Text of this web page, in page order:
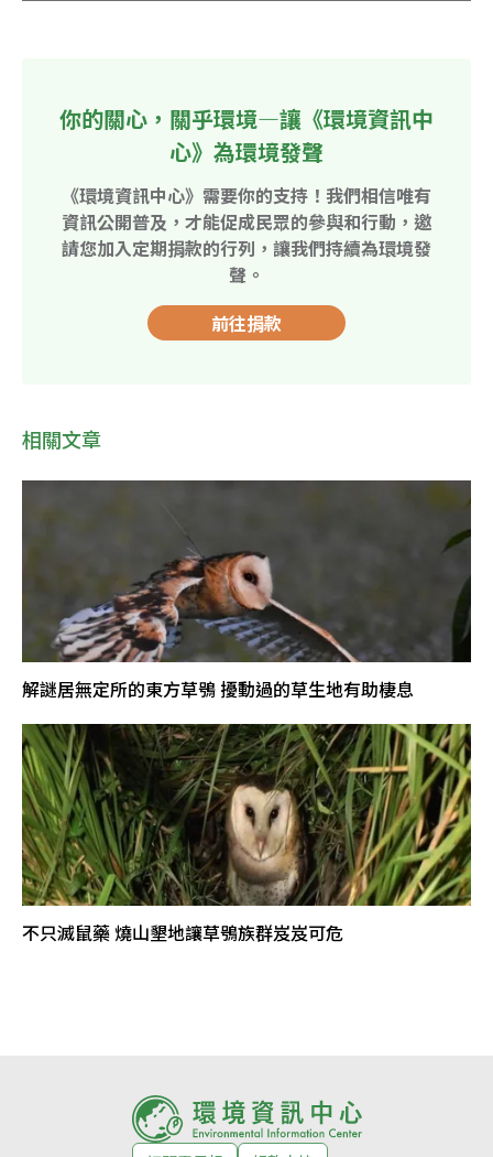
你的關心，關乎環境—讓《環境資訊中
心》為環境發聲
《環境資訊中心》需要你的支持！我們相信唯有
資訊公開普及，才能促成民眾的參與和行動，邀
請您加入定期捐款的行列，讓我們持續為環境發
聲。
前往捐款
相關文章
解謎居無定所的東方草鴞 擾動過的草生地有助棲息
不只滅鼠藥 燒山墾地讓草鴞族群岌岌可危